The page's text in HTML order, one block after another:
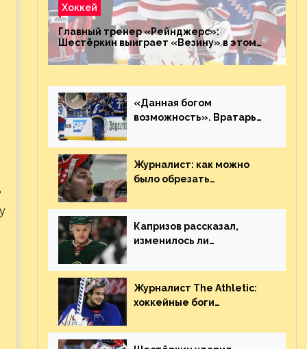
Хоккей
Главный тренер «Рейнджерс»:
Шестёркин выиграет «Везину» в этом
году. Он невероятен
«Данная богом
возможность». Вратарь
о броске бутылкой в
Кадри
Журналист: как можно
было обрезать
Деанджело? Плохая
работа, ESPN
Капризов рассказал,
изменилось ли
из-за ситуации на
Украине
Журналист The Athletic:
хоккейные боги
стабильно великолепную
игру